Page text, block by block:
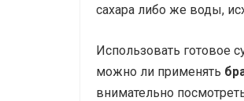
сахара либо же воды,
Использовать готовое
можно ли применять
внимательно